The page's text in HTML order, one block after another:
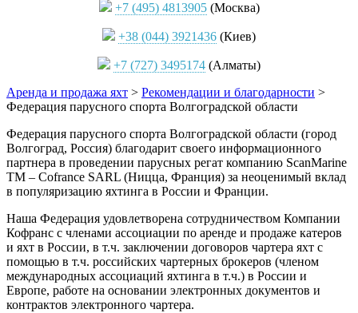
+7 (495) 4813905(Москва)
+38 (044) 3921436 (Киев)
+7 (727) 3495174 (Алматы)
Аренда и продажа яхт > Рекомендации и благодарности >
Федерация парусного спорта Волгоградской области
Федерация парусного спорта Волгоградской области (город
Волгоград, Россия) благодарит своего информационного
партнера в проведении парусных регат компанию ScanMarine
TM – Cofrance SARL (Ницца, Франция) за неоценимый вклад
в популяризацию яхтинга в России и Франции.
Наша Федерация удовлетворена сотрудничеством Компании
Кофранс с членами ассоциации по аренде и продаже катеров
и яхт в России, в т.ч. заключении договоров чартера яхт с
помощью в т.ч. российских чартерных брокеров (членом
международных ассоциаций яхтинга в т.ч.) в России и
Европе, работе на основании электронных документов и
контрактов электронного чартера.